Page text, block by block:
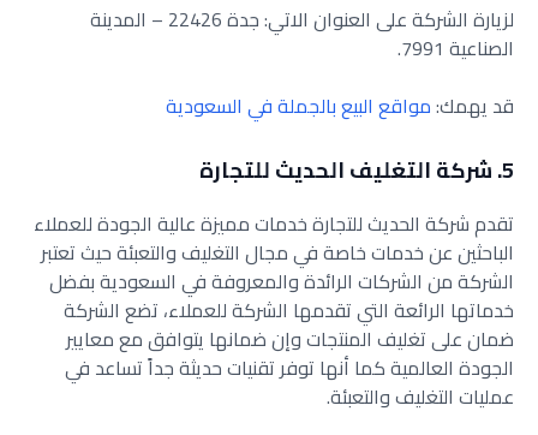
لزيارة الشركة على العنوان الاتي: جدة 22426 – المدينة
الصناعية 7991.
قد يهمك:مواقع البيع بالجملة في السعودية
5. شركة التغليف الحديث للتجارة
تقدم شركة الحديث للتجارة خدمات مميزة عالية الجودة للعملاء
الباحثين عن خدمات خاصة في مجال التغليف والتعبئة حيث تعتبر
الشركة من الشركات الرائدة والمعروفة في السعودية بفضل
خدماتها الرائعة التي تقدمها الشركة للعملاء، تضع الشركة
ضمان على تغليف المنتجات وإن ضمانها يتوافق مع معايير
الجودة العالمية كما أنها توفر تقنيات حديثة جداً تساعد في
عمليات التغليف والتعبئة.